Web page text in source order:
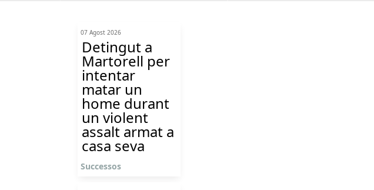
07 Agost 2026
Detingut a
Martorell per
intentar
matar un
home durant
un violent
assalt armat a
casa seva
Successos